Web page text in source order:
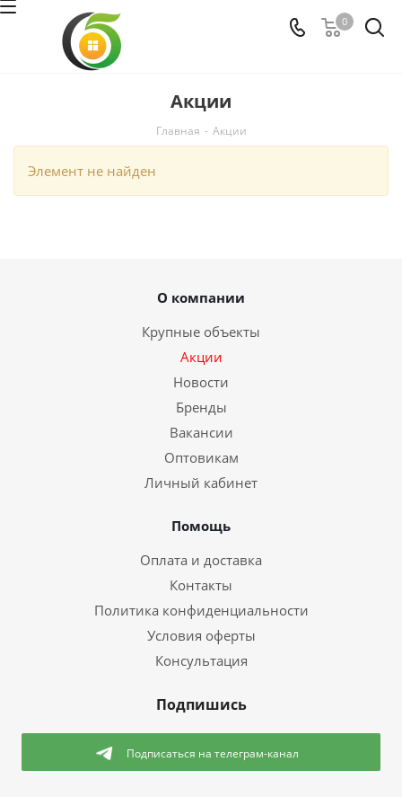
0
Акции
Главная - Акции
Элемент не найден
О компании
Крупные объекты
Акции
Новости
Бренды
Вакансии
Оптовикам
Личный кабинет
Помощь
Оплата и доставка
Контакты
Политика конфиденциальности
Условия оферты
Консультация
Подпишись
Подписаться на телеграм-канал